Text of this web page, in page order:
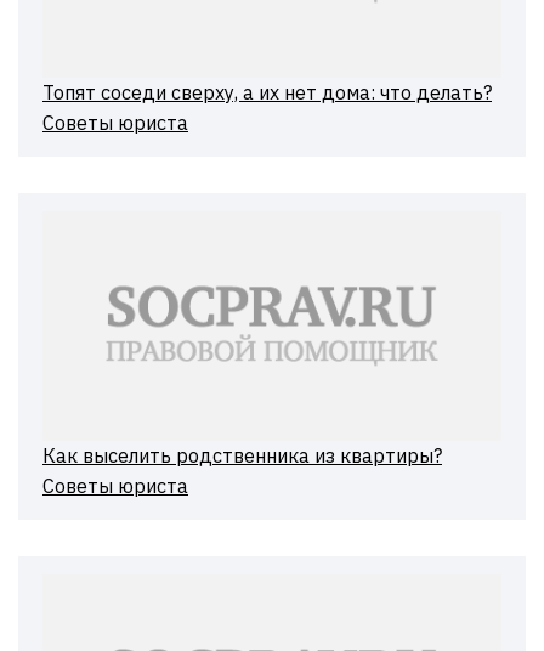
Топят соседи сверху, а их нет дома: что делать?
Советы юриста
Как выселить родственника из квартиры?
Советы юриста